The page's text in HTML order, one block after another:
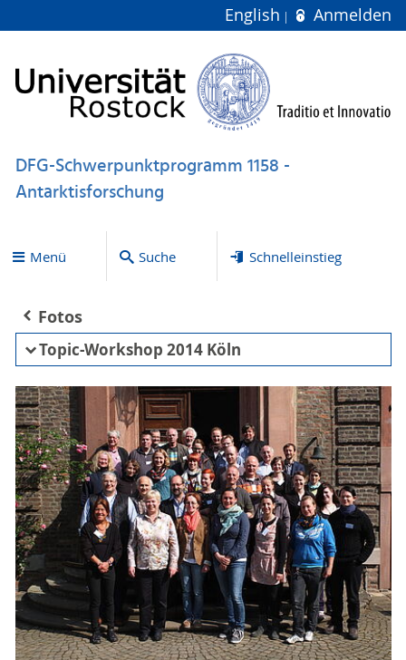
English Anmelden
DFG-Schwerpunktprogramm 1158 -
Antarktisforschung
Menü Suche Schnelleinstieg
Fotos
Topic-Workshop 2014 Köln